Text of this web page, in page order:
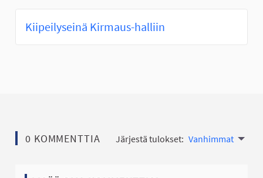
Kiipeilyseinä Kirmaus-halliin
0 KOMMENTTIA Järjestä tulokset: Vanhimmat